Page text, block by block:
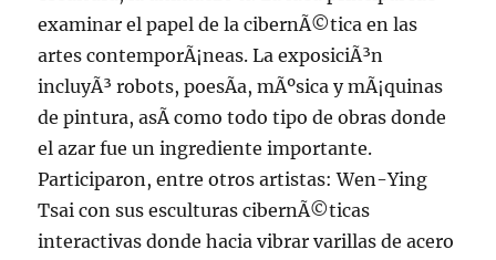
examinar el papel de la cibernÃ©tica en las
artes contemporÃ¡neas. La exposiciÃ³n
incluyÃ³ robots, poesÃ­a, mÃºsica y mÃ¡quinas
de pintura, asÃ­ como todo tipo de obras donde
el azar fue un ingrediente importante.
Participaron, entre otros artistas: Wen-Ying
Tsai con sus esculturas cibernÃ©ticas
interactivas donde hacia vibrar varillas de acero